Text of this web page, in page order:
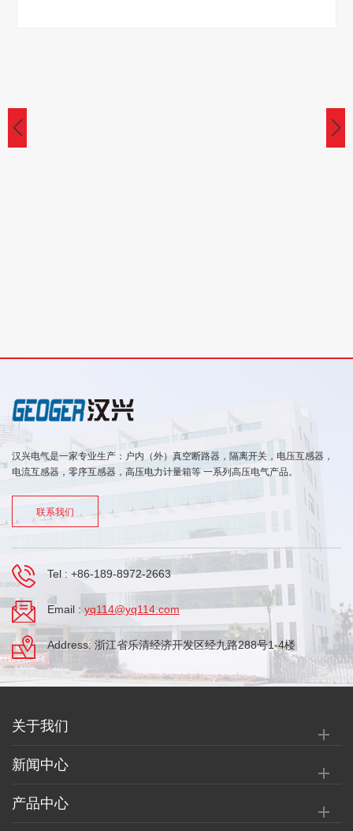
汉兴电气是一家专业生产：户内（外）真空断路器，隔离开关，电压互感器，
电流互感器，零序互感器，高压电力计量箱等 一系列高压电气产品。
联系我们
Tel : +86-189-8972-2663
Email : yq114@yq114.com
Address: 浙江省乐清经济开发区经九路288号1-4楼
关于我们
新闻中心
产品中心